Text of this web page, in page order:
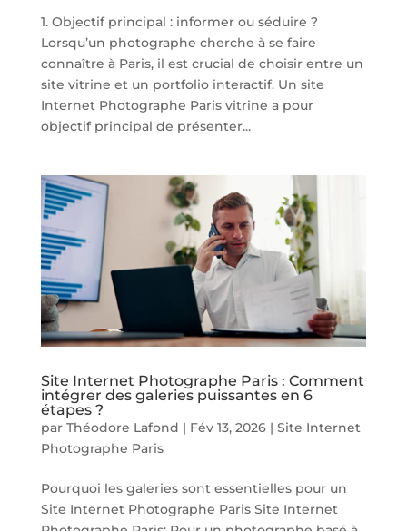
1. Objectif principal : informer ou séduire ?
Lorsqu’un photographe cherche à se faire
connaître à Paris, il est crucial de choisir entre un
site vitrine et un portfolio interactif. Un site
Internet Photographe Paris vitrine a pour
objectif principal de présenter...
Site Internet Photographe Paris : Comment
intégrer des galeries puissantes en 6
étapes ?
par Théodore Lafond | Fév 13, 2026| Site Internet
Photographe Paris
Pourquoi les galeries sont essentielles pour un
Site Internet Photographe Paris Site Internet